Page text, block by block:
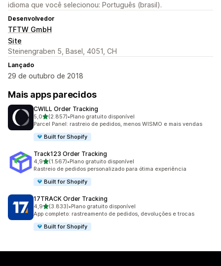
idioma que você selecionou: Português (brasil).
Desenvolvedor
TFTW GmbH
Site
Steinengraben 5, Basel, 4051, CH
Lançado
29 de outubro de 2018
Mais apps parecidos
CWILL Order Tracking
5,0de 5 estrelas
(2.857)
2857 avaliações ao todo
•Plano gratuito disponível
Parcel Panel: rastreio de pedidos, menos WISMO e mais vendas
Built for Shopify
Track123 Order Tracking
4,9de 5 estrelas
(1.567)
1567 avaliações ao todo
•Plano gratuito disponível
Rastreio de pedidos personalizado para ótima experiência
Built for Shopify
17TRACK Order Tracking
4,9de 5 estrelas
(3.833)
3833 avaliações ao todo
•Plano gratuito disponível
App completo: rastreamento de pedidos, devoluções e trocas
Built for Shopify